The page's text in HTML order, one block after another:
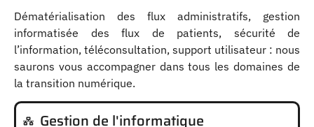
Dématérialisation des flux administratifs, gestion
informatisée des flux de patients, sécurité de
l’information, téléconsultation, support utilisateur : nous
saurons vous accompagner dans tous les domaines de
la transition numérique.
Gestion de l'informatique